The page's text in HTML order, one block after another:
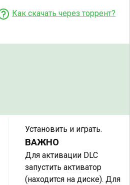
Как скачать через торрент?
Установить и играть.
ВАЖНО
Для активации DLC
запустить активатор
(находится на диске). Для